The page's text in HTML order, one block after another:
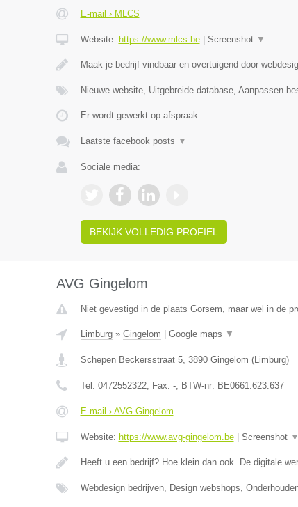
E-mail › MLCS
Website: https://www.mlcs.be| Screenshot ▼
Maak je bedrijf vindbaar en overtuigend door
Nieuwe website, Uitgebreide database, Aanpassen
Er wordt gewerkt op afspraak.
Laatste facebook posts ▼
Sociale media:
BEKIJK VOLLEDIG PROFIEL
AVG Gingelom
Niet gevestigd in de plaats Gorsem, maar wel in de
Limburg» Gingelom Google maps ▼
Schepen Beckersstraat 5, 3890 Gingelom (Limburg)
Tel: 0472552322, Fax: -, BTW-nr: BE0661.623.637
E-mail › AVG Gingelom
Website: https://www.avg-gingelom.be| Screenshot ▼
Heeft u een bedrijf? Hoe klein dan ook. De digitale
Webdesign bedrijven, Design webshops,